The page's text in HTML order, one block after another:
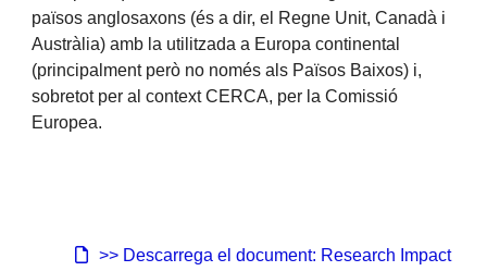
països anglosaxons (és a dir, el Regne Unit, Canadà i
Austràlia) amb la utilitzada a Europa continental
(principalment però no només als Països Baixos) i,
sobretot per al context CERCA, per la Comissió
Europea.
>> Descarrega el document: Research Impact